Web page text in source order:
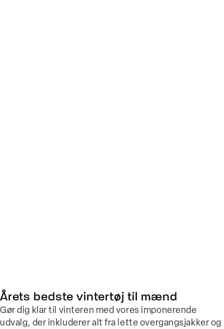
Årets bedste vintertøj til mænd
Gør dig klar til vinteren med vores imponerende
udvalg, der inkluderer alt fra lette overgangsjakker og